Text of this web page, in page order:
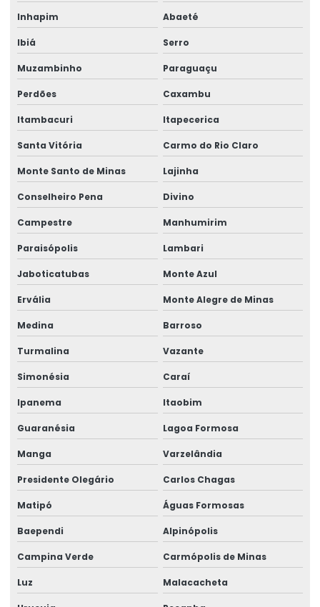
Talha Elétrica Baixa Altura
Talha Elétrica Cabo De Aço
Talha Elétrica Capacidade 5 Toneladas
Talha Elétrica Com Capacidade Até 5 Toneladas
Talha Elétrica Com Controle Inteligente
Talha Elétrica Com Inversor De Frequência
Talha Elétrica Com Trole Incorporado
Talha Elétrica Compacta Para Indústria
Talha Elétrica Industrial
Talha Elétrica Inox Para Movimentação Horizontal
Talha Elétrica Nova
Talha Elétrica Para Elevação
Talha Elétrica Para Içamento De Cargas
Talha Elétrica Para Indústria Alimentícia
Talha Elétrica Para Indústrias Diversas
Talha Elétrica Para Movimentação De Cargas
Talha elétrica para ponte rolante
Talha Elétrica Resistente A Corrosão Para Indústria
Inhapim Abaeté
Ibiá Serro
Muzambinho Paraguaçu
Perdões Caxambu
Itambacuri Itapecerica
Santa Vitória Carmo do Rio Claro
Monte Santo de Minas Lajinha
Conselheiro Pena Divino
Campestre Manhumirim
Paraisópolis Lambari
Jaboticatubas Monte Azul
Ervália Monte Alegre de Minas
Medina Barroso
Turmalina Vazante
Simonésia Caraí
Ipanema Itaobim
Guaranésia Lagoa Formosa
Manga Varzelândia
Presidente Olegário Carlos Chagas
Matipó Águas Formosas
Baependi Alpinópolis
Campina Verde Carmópolis de Minas
Luz Malacacheta